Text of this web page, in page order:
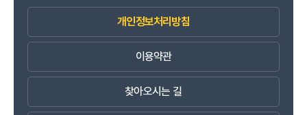
개인정보처리방침
이용약관
찾아오시는 길